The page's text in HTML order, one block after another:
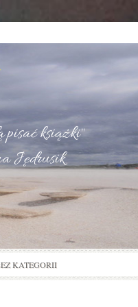
pisać książki"
Jędrusik
KATEGORII